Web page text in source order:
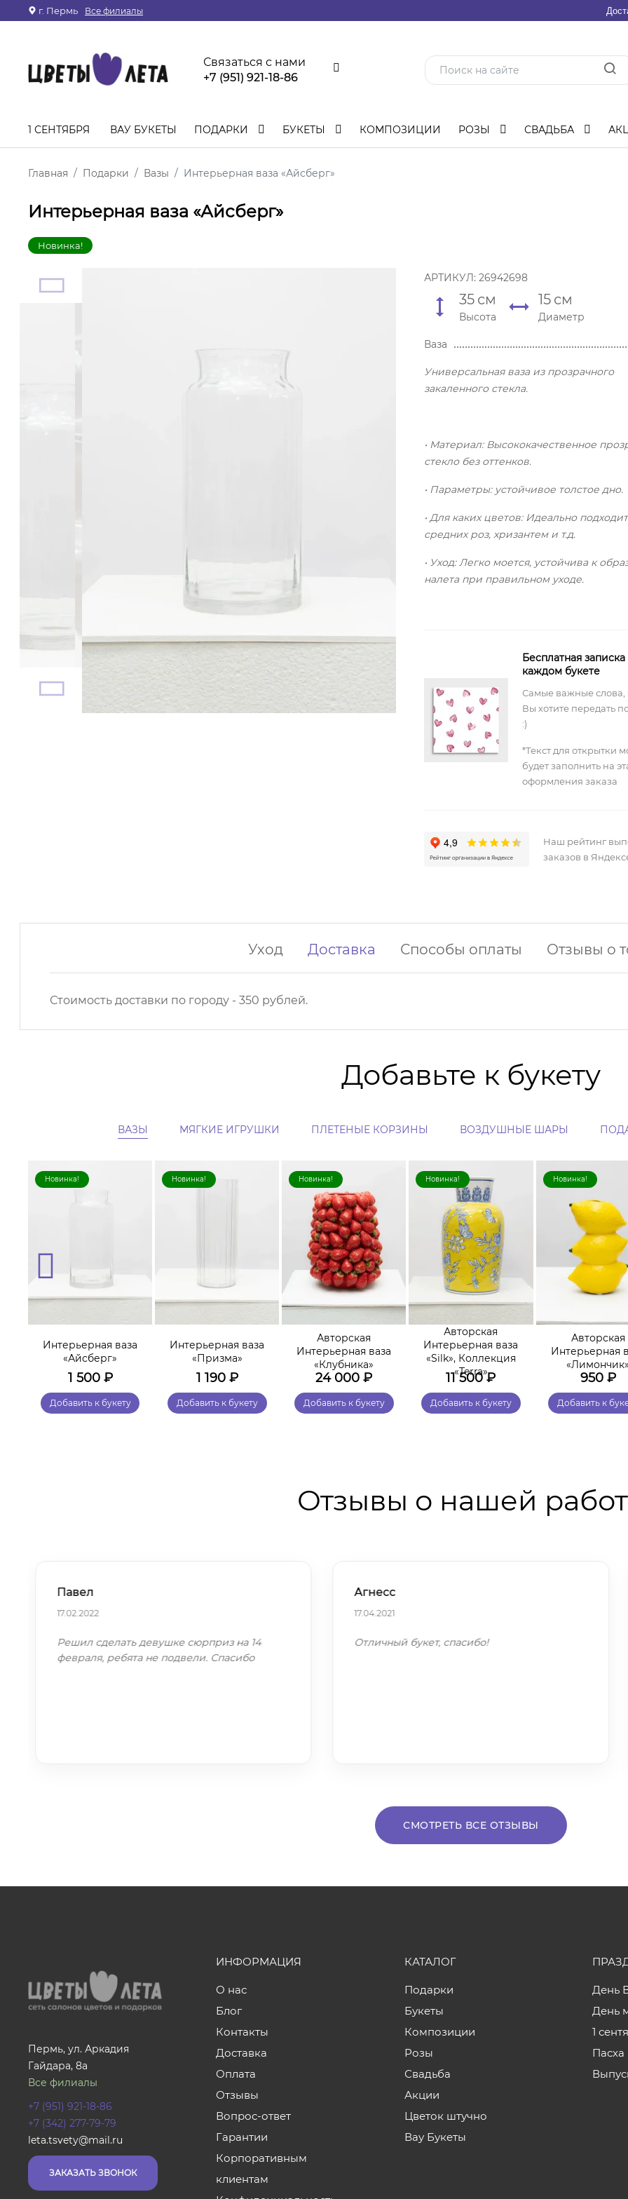
г. Пермь Все филиалы
Связаться с нами
+7 (951) 921-18-86
1 СЕНТЯБРЯ ВАУ БУКЕТЫ ПОДАРКИ БУКЕТЫ КОМПОЗИЦИИ РОЗЫ СВАДЬБА
Главная Подарки Вазы Интерьерная ваза «Айсберг»
Интерьерная ваза «Айсберг»
Новинка!
АРТИКУЛ: 26942698
35 см
Высота
15 см
Диаметр
Ваза
Универсальная ваза из прозрачного
закаленного стекла.
• Материал: Высококачественное
стекло без оттенков.
• Параметры: устойчивое толстое дно.
• Для каких цветов: Идеально
средних роз, хризантем и т.д.
• Уход: Легко моется, устойчива к
налета при правильном уходе.
Бесплатная записка
каждом букете
Самые важные слова,
Вы хотите передать
:)
*Текст для открытки
будет заполнить на
оформления заказа
Наш рейтинг
заказов в
Уход Доставка Способы оплаты Отзывы о
Стоимость доставки по городу - 350 рублей.
Добавьте к букету
ВАЗЫ МЯГКИЕ ИГРУШКИ ПЛЕТЕНЫЕ КОРЗИНЫ ВОЗДУШНЫЕ ШАРЫ
Новинка!
Интерьерная ваза
«Айсберг»
1 500₽
Добавить к букету
Новинка!
Интерьерная ваза
«Призма»
1 190₽
Добавить к букету
Новинка!
Авторская
Интерьерная ваза
«Клубника»
24 000 ₽
Добавить к букету
Новинка!
Авторская
Интерьерная ваза
«Silk», Коллекция
«Terra»
11 500₽
Добавить к букету
Новинка!
Авторская
Интерьерная
«Лимончик»
950₽
Добавить к
Отзывы о нашей
Павел
17.02.2022
Решил сделать девушке сюрприз на 14
февраля, ребята не подвели. Спасибо
Агнесс
17.04.2021
Отличный букет, спасибо!
СМОТРЕТЬ ВСЕ ОТЗЫВЫ
Пермь, ул. Аркадия
Гайдара, 8а
Все филиалы
+7 (951) 921-18-86
+7 (342) 277-79-79
leta.tsvety@mail.ru
ЗАКАЗАТЬ ЗВОНОК
ИНФОРМАЦИЯ
О нас
Блог
Контакты
Доставка
Оплата
Отзывы
Вопрос-ответ
Гарантии
Корпоративным
клиентам
КАТАЛОГ
Подарки
Букеты
Композиции
Розы
Свадьба
Акции
Цветок штучно
Вау Букеты
День
День
1
Пасха